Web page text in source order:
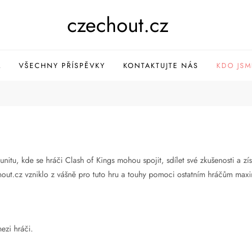
czechout.cz
VŠECHNY PŘÍSPĚVKY KONTAKTUJTE NÁS KDO
kde se hráči Clash of Kings mohou spojit, sdílet své zkušenosti a
vzniklo z vášně pro tuto hru a touhy pomoci ostatním hráčům
hráči.